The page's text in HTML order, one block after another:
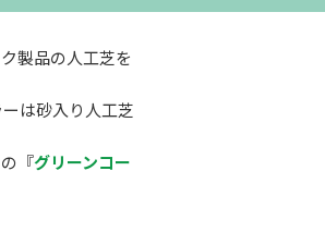
製品の人工芝を
ーは砂入り人工芝
『グリーンコー